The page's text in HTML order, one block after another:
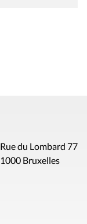
Rue du Lombard 77
1000 Bruxelles